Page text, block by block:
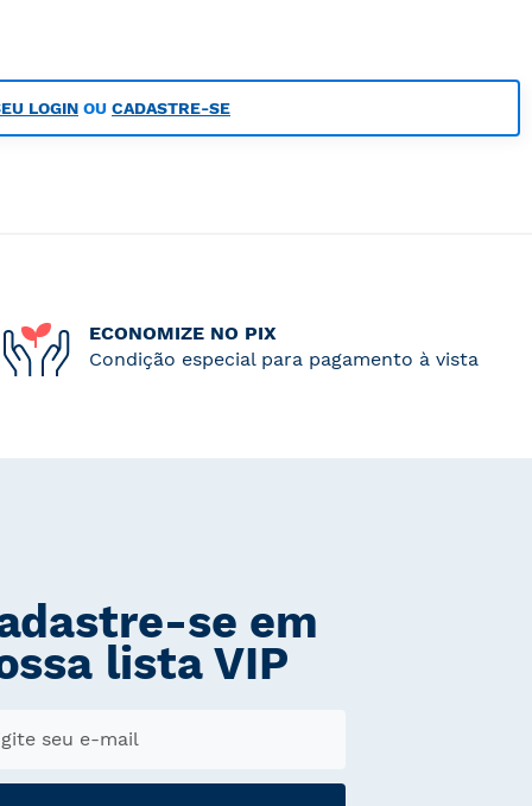
LOGIN OU CADASTRE-SE
ECONOMIZE NO PIX
Condição especial para pagamento à vista
se em
lista VIP